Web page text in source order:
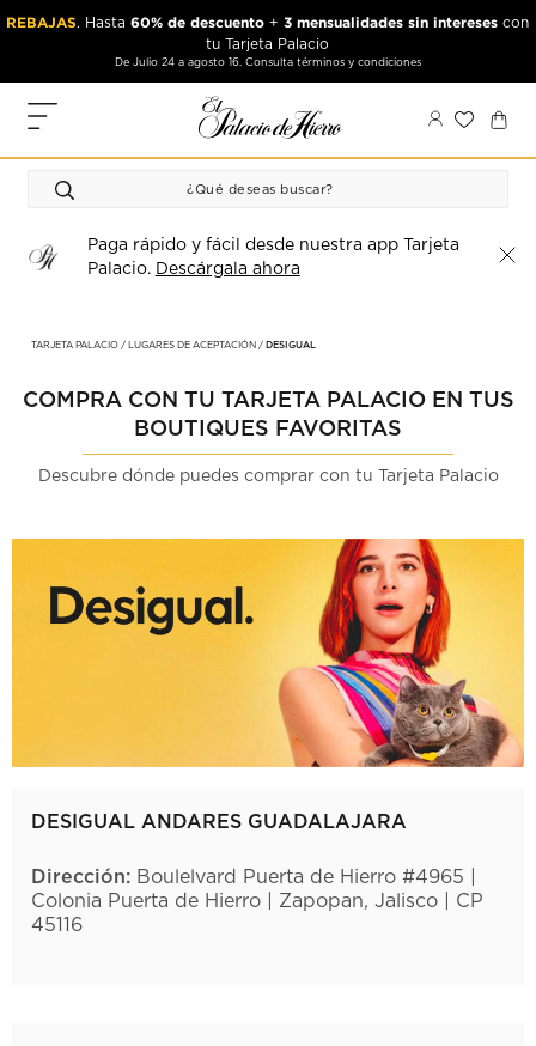
al
principal
al
de
pie
REBAJAS. Hasta60% de descuento +3 mensualidades sin intereses con
tu Tarjeta Palacio
De Julio 24 a agosto 16. Consulta términos y condiciones
MIS
FAVORITOS
PERFIL
DE PAGO
SESIÓN
MIS
PERFIL
DIRECCIONES
SESIÓN
Paga rápido y fácil desde nuestra app Tarjeta
Palacio. Descárgala ahora
TARJETA PALACIO LUGARES DE ACEPTACIÓN DESIGUAL
COMPRA CON TU TARJETA PALACIO EN TUS
BOUTIQUES FAVORITAS
Descubre dónde puedes comprar con tu Tarjeta Palacio
DESIGUAL ANDARES GUADALAJARA
Dirección: Boulelvard Puerta de Hierro #4965 |
Colonia Puerta de Hierro | Zapopan, Jalisco | CP
45116